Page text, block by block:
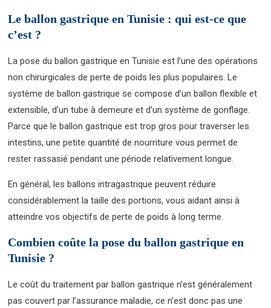
Le ballon gastrique en Tunisie : qui est-ce que
c’est ?
La pose du ballon gastrique en Tunisie est l’une des opérations
non chirurgicales de perte de poids les plus populaires. Le
système de ballon gastrique se compose d’un ballon flexible et
extensible, d’un tube à demeure et d’un système de gonflage.
Parce que le ballon gastrique est trop gros pour traverser les
intestins, une petite quantité de nourriture vous permet de
rester rassasié pendant une période relativement longue.
En général, les ballons intragastrique peuvent réduire
considérablement la taille des portions, vous aidant ainsi à
atteindre vos objectifs de perte de poids à long terme.
Combien coûte la pose du ballon gastrique en
Tunisie ?
Le coût du traitement par ballon gastrique n’est généralement
pas couvert par l’assurance maladie, ce n’est donc pas une